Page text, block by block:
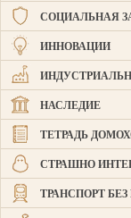
СОЦИАЛЬНАЯ
ИННОВАЦИИ
НАСЛЕДИЕ
ТЕТРАДЬ
СТРАШНО
ТРАНСПОРТ